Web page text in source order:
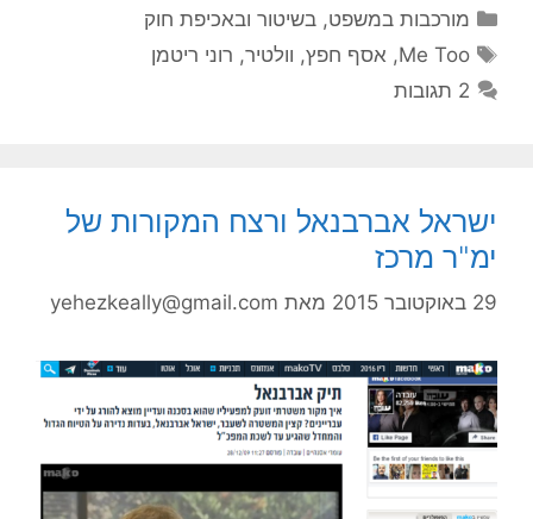
קטגוריות
מורכבות במשפט, בשיטור ובאכיפת חוק
תגיות
Me Too
, אסף חפץ, וולטיר, רוני ריטמן
2 תגובות
ישראל אברבנאל ורצח המקורות של
ימ"ר מרכז
29 באוקטובר 2015 מאת yehezkeally@gmail.com